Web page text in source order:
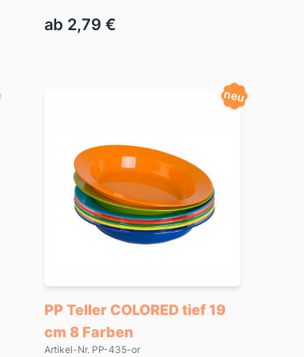
ab 2,79 €
neu
PP Teller COLORED tief 19
cm 8 Farben
Artikel-Nr. PP-435-or